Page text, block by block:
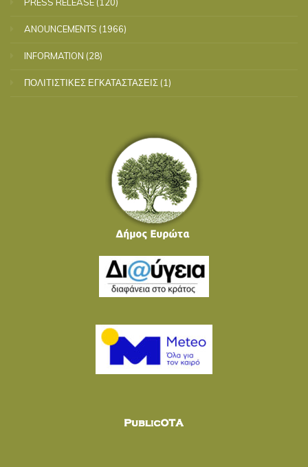
ANOUNCEMENTS (1966)
INFORMATION (28)
ΠΟΛΙΤΙΣΤΙΚΕΣ ΕΓΚΑΤΑΣΤΑΣΕΙΣ (1)